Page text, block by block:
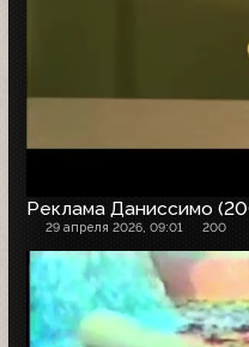
Реклама Даниссимо
29 апреля 2026, 09:01 200